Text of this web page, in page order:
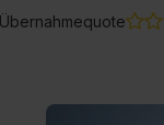
Übernahmequote